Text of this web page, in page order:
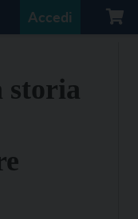
Accedi
storia